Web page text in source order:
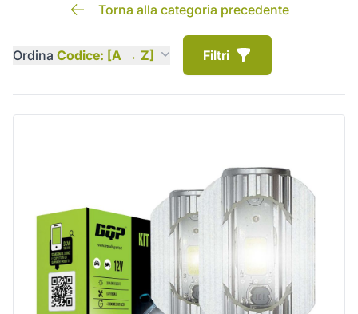
Torna alla categoria precedente
Ordina Codice: [A → Z] Filtri